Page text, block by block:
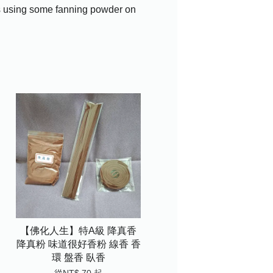
some fanning powder on
【佛化人生】特A級 降真香
降真粉 味道很好香粉 線香 香
環 盤香 臥香